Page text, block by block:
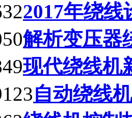
322017年绕
50解析变压器
49现代绕线机
123自动绕线